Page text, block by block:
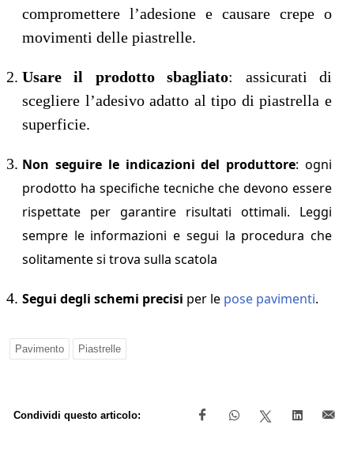
compromettere l’adesione e causare crepe o
movimenti delle piastrelle.
Usare il prodotto sbagliato: assicurati di
scegliere l’adesivo adatto al tipo di piastrella e
superficie.
Non seguire le indicazioni del produttore: ogni
prodotto ha specifiche tecniche che devono essere
rispettate per garantire risultati ottimali. Leggi
sempre le informazioni e segui la procedura che
solitamente si trova sulla scatola
Segui degli schemi precisi per le pose pavimenti.
Pavimento Piastrelle
Condividi questo articolo: